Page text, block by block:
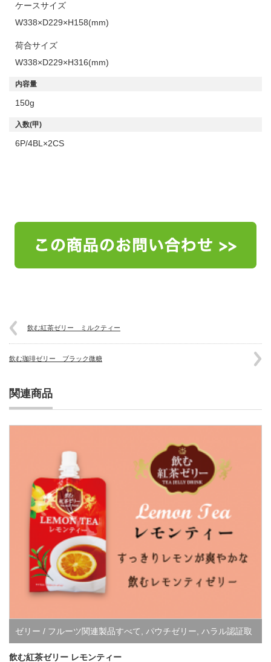
ケースサイズ
W338×D229×H158(mm)
荷合サイズ
W338×D229×H316(mm)
内容量
150g
入数(甲)
6P/4BL×2CS
飲む紅茶ゼリー ミルクティー
飲む珈琲ゼリー ブラック微糖
関連商品
ゼリー / フルーツ関連製品すべて パウチゼリー ハラル認証取
得商品
飲む紅茶ゼリー レモンティー